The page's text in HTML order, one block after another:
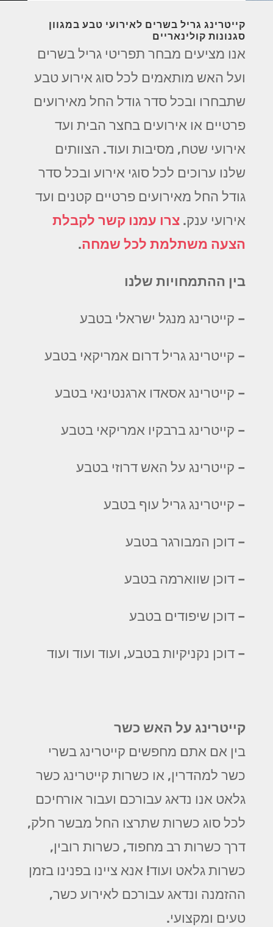
קייטרינג גריל בשרים לאירועי טבע במגוון
סגנונות קולינאריים
אנו מציעים מבחר תפריטי גריל בשרים
ועל האש מותאמים לכל סוג אירוע טבע
שתבחרו ובכל סדר גודל החל מאירועים
פרטיים או אירועים בחצר הבית ועד
אירועי שטח, מסיבות ועוד. הצוותים
שלנו ערוכים לכל סוגי אירוע ובכל סדר
גודל החל מאירועים פרטיים קטנים ועד
אירועי ענק. צרו עמנו קשר לקבלת
הצעה משתלמת לכל שמחה.
בין ההתמחויות שלנו
– קייטרינג מנגל ישראלי בטבע
– קייטרינג גריל דרום אמריקאי בטבע
– קייטרינג אסאדו ארגנטינאי בטבע
– קייטרינג ברבקיו אמריקאי בטבע
– קייטרינג על האש דרוזי בטבע
– קייטרינג גריל עוף בטבע
– דוכן המבורגר בטבע
– דוכן שווארמה בטבע
– דוכן שיפודים בטבע
– דוכן נקניקיות בטבע, ועוד ועוד ועוד
קייטרינג על האש כשר
בין אם אתם מחפשים קייטרינג בשרי
כשר למהדרין, או כשרות קייטרינג כשר
גלאט אנו נדאג עבורכם ועבור אורחיכם
לכל סוג כשרות שתרצו החל מבשר חלק,
דרך כשרות רב מחפוד, כשרות רובין,
כשרות גלאט ועוד! אנא ציינו בפנינו בזמן
ההזמנה ונדאג עבורכם לאירוע כשר,
טעים ומקצועי.